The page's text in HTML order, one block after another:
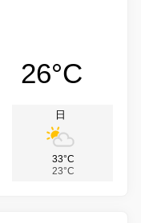
26°C
日
33°C
23°C